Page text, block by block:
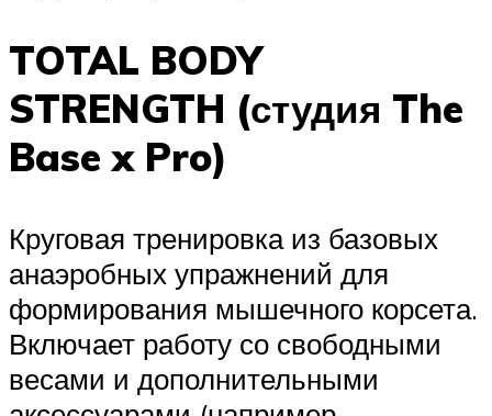
TOTAL BODY
STRENGTH (студия The
Base x Pro)
Круговая тренировка из базовых
анаэробных упражнений для
формирования мышечного корсета.
Включает работу со свободными
весами и дополнительными